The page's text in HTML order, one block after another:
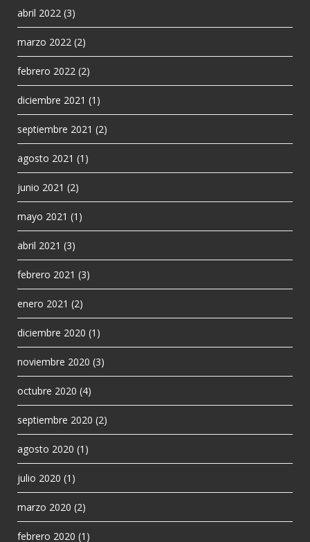
abril 2022 (3)
marzo 2022 (2)
febrero 2022 (2)
diciembre 2021 (1)
septiembre 2021 (2)
agosto 2021 (1)
junio 2021 (2)
mayo 2021 (1)
abril 2021 (3)
febrero 2021 (3)
enero 2021 (2)
diciembre 2020 (1)
noviembre 2020 (3)
octubre 2020 (4)
septiembre 2020 (2)
agosto 2020 (1)
julio 2020 (1)
marzo 2020 (2)
febrero 2020 (1)